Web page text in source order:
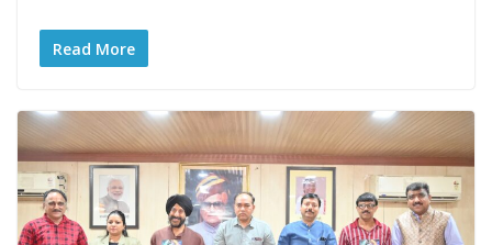
Read More